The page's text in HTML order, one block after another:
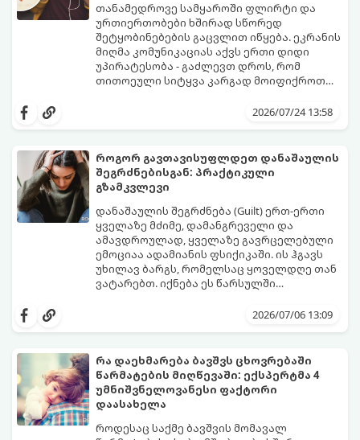
თანამედროვე სამყაროში ფლირტი და
ურთიერთობები ხშირად სწორედ
შეტყობინებების გაცვლით იწყება. ეკრანის
მიღმა კომუნიკაციას აქვს ერთი დიდი
უპირატესობა - გაძლევთ დროს, რომ
თითოეული სიტყვა კარგად მოიფიქროთ
მოაცილოს და მოუთმენლად ელოდოს
წესი:
2026/07/24 13:58
როგორ გავთავისუფლდეთ დანაშაულის
შეგრძნებისგან: პრაქტიკული
გზამკვლევი
დანაშაულის შეგრძნება (Guilt) ერთ-ერთი
ყველაზე მძიმე, დამანგრეველი და
ამავდროულად, ყველაზე გავრცელებული
ემოციაა ადამიანის ფსიქიკაში. ის ჰგავს
უხილავ ბარგს, რომელსაც ყოველდღე თან
ვატარებთ. იქნება ეს წარსულში
ტკენა, ოჯახის წევრებისთვის
გადაჭარბებული მოთხოვნები
-დანაშაულის განცდა შიგნიდან ფიტავს
ადამიანს და ართმევს მას აწმყოთი
ტკბობის უნარს.
დანაშაულის გრძნობას აქვს თავისი
საკუთარი თუ საზოგადოებრივი მორალური
კოდექსი. თუმცა, როდესაც ეს ემოცია
ქრონიკულ ფორმას იღებს, ის ნევროზულ,
ტოქსიკურ სინდრომად იქცევა.
გთავაზობთ პრაქტიკულ, ფსიქოლოგიურ
გზამკვლევს, თუ როგორ დაამუშაოთ
წარსულის შეცდომები და
გათავისუფლდეთ ამ მძიმე ტვირთისგან:
2026/07/06 13:09
რა დაეხმარება ბავშვს ცხოვრებაში
წარმატების მიღწევაში: ექსპერტმა 4
უმნიშვნელოვანესი ფაქტორი
დაასახელა
როდესაც საქმე ბავშვის მომავალ